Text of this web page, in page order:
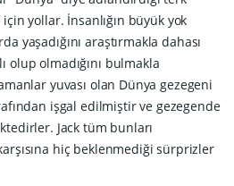
yollar. İnsanlığın büyük yok
yaşadığını araştırmakla dahası
olup olmadığını bulmakla
yuvası olan Dünya gezegeni
işgal edilmiştir ve gezegende
Jack tüm bunları
hiç beklenmediği sürprizler